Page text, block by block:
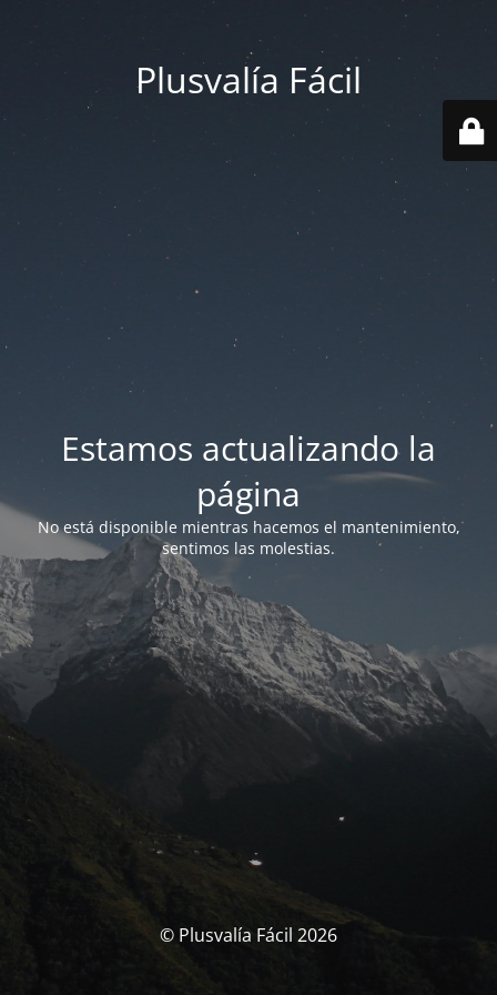
Plusvalía Fácil
Estamos actualizando la
página
No está disponible mientras hacemos el mantenimiento,
sentimos las molestias.
© Plusvalía Fácil 2026